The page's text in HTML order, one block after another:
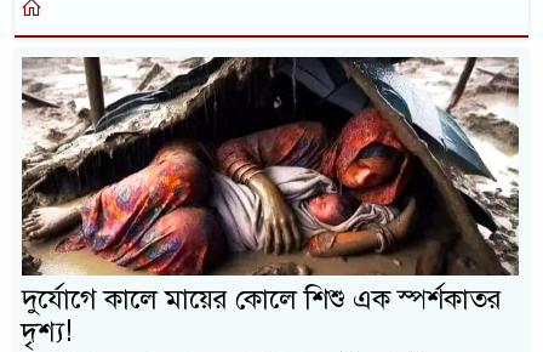
দুর্যোগে কালে মায়ের কোলে শিশু এক স্পর্শকাতর
দৃশ্য!